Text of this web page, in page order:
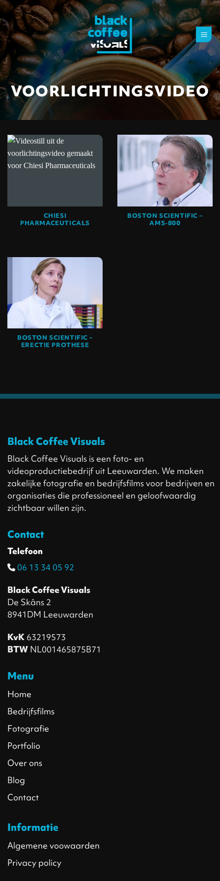
Ga
naar
inhoud
VOORLICHTINGSVIDEO
CHIESI
PHARMACEUTICALS
BOSTON SCIENTIFIC –
AMS-800
BOSTON SCIENTIFIC –
ERECTIE PROTHESE
Black Coffee Visuals
Black Coffee Visuals is een foto- en
videoproductiebedrijf uit Leeuwarden. We maken
zakelijke fotografie en bedrijfsfilms voor bedrijven en
organisaties die professioneel en geloofwaardig
zichtbaar willen zijn.
Contact
Telefoon
06 13 34 05 92‬
Black Coffee Visuals
De Skâns 2
8941DM Leeuwarden
KvK 63219573
BTW NL001465875B71
Menu
Home
Bedrijfsfilms
Fotografie
Portfolio
Over ons
Blog
Contact
Informatie
Algemene voowaarden
Privacy policy